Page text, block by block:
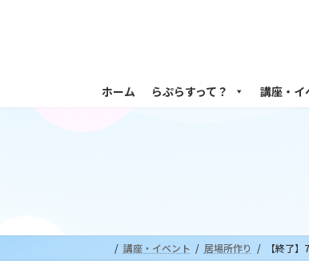
へ
ョ
ホーム らぷらすって？ 講座・イ
講座・イベント 居場所作り 【終了